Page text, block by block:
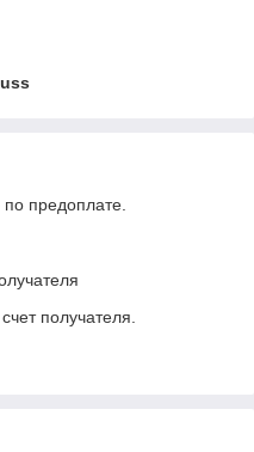
по предоплате.
получателя.